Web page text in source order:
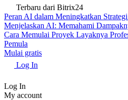
Terbaru dari Bitrix24
Peran AI dalam Meningkatkan
Menjelaskan AI: Memahami
Cara Memulai Proyek Layaknya
Pemula
Mulai gratis
Log In
Log In
My account